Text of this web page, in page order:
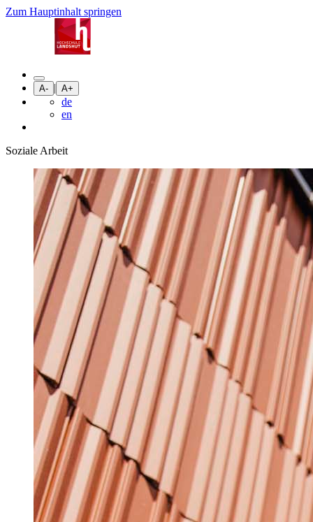
Zum Hauptinhalt springen
A- | A+
de
en
Soziale Arbeit